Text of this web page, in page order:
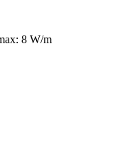
8 W/m